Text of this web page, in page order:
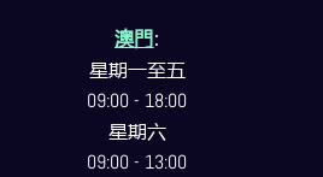
澳門:
星期一至五
09:00 - 18:00
星期六
09:00 - 13:00